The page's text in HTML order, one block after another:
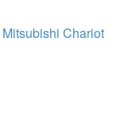
Chariot